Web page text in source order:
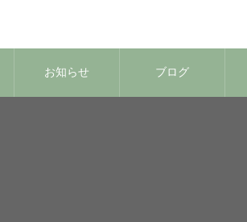
お知らせ ブログ